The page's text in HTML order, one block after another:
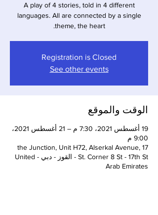
A play of 4 stories, told in 4 different
languages. All are connected by a single
theme, the heart.
Registration is Closed
See other events
الوقت والموقع
19 أغسطس 2021، 7:30 م – 21 أغسطس 2021،
9:00 م
the Junction, Unit H72, Alserkal Avenue, 17
St. Corner 8 St - 17th St - القوز - دبي - United
Arab Emirates